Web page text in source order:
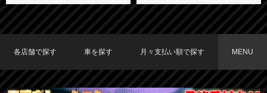
各店舗で探す
TOKYO店在庫車両
大阪店在庫車両
福岡店在庫車両
車を探す
車種で探す
メーカーで探す
月々支払い額で探す
〜19,999円
20,000円〜29,999円
30,000円〜39,999円
40,000円〜49,999円
50,000円〜
MENU